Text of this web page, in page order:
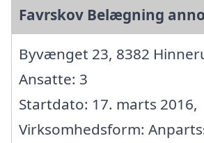
Favrskov Belægning anno
Byvænget 23, 8382
Ansatte: 3
Startdato: 17. marts 2016,
Virksomhedsform: